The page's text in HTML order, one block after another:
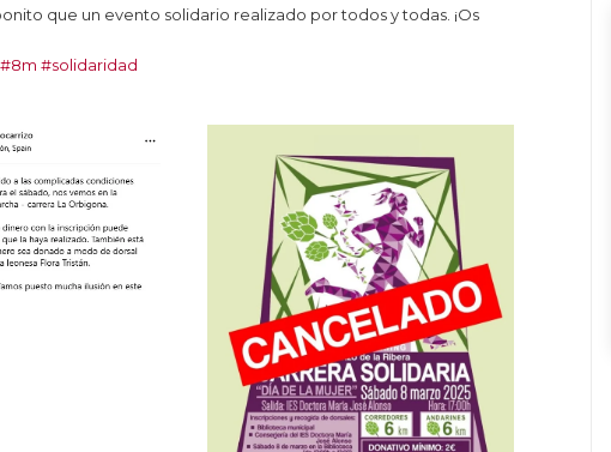
que un evento solidario realizado por todos y todas. ¡Os
#8m #solidaridad